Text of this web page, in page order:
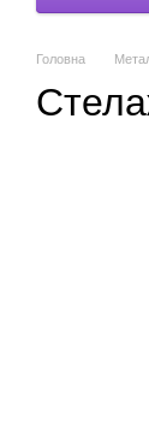
Головна